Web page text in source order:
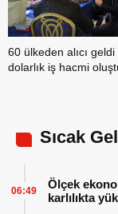
60 ülkeden alıcı
dolarlık iş hacmi
Sıcak
Ölçek
karlılıkta
06:49